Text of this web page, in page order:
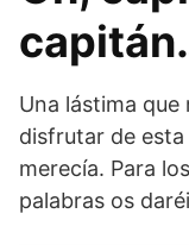
Una lástima
disfrutar de
merecía. Para
palabras os